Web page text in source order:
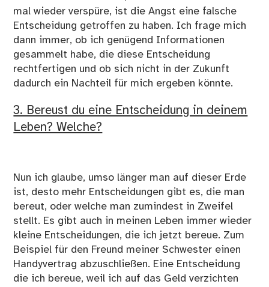
mal wieder verspüre, ist die Angst eine falsche
Entscheidung getroffen zu haben. Ich frage mich
dann immer, ob ich genügend Informationen
gesammelt habe, die diese Entscheidung
rechtfertigen und ob sich nicht in der Zukunft
dadurch ein Nachteil für mich ergeben könnte.
3. Bereust du eine Entscheidung in deinem
Leben? Welche?
Nun ich glaube, umso länger man auf dieser Erde
ist, desto mehr Entscheidungen gibt es, die man
bereut, oder welche man zumindest in Zweifel
stellt. Es gibt auch in meinen Leben immer wieder
kleine Entscheidungen, die ich jetzt bereue. Zum
Beispiel für den Freund meiner Schwester einen
Handyvertrag abzuschließen. Eine Entscheidung
die ich bereue, weil ich auf das Geld verzichten